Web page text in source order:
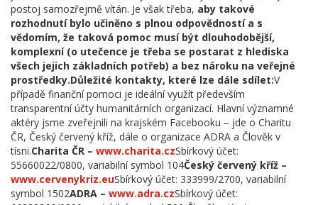
postoj samozřejmě vítán. Je však třeba, aby takové
rozhodnutí bylo učiněno s plnou odpovědností a s
vědomím, že taková pomoc musí být dlouhodobější,
komplexní (o utečence je třeba se postarat z hlediska
všech jejich základních potřeb) a bez nároku na veřejné
prostředky.Důležité kontakty, které lze dále sdílet:V
případě finanční pomoci je ideální využít především
transparentní účty humanitárních organizací. Hlavní významné
aktéry jsme zveřejnili na krajském Facebooku – jde o Charitu
ČR, Český červený kříž, dále o organizace ADRA a Člověk v
tísni.Charita ČR – www.charita.czSbírkový účet:
55660022/0800, variabilní symbol 104Český červený kříž –
www.cervenykriz.euSbírkový účet: 333999/2700, variabilní
symbol 1502ADRA – www.adra.czSbírkový účet: